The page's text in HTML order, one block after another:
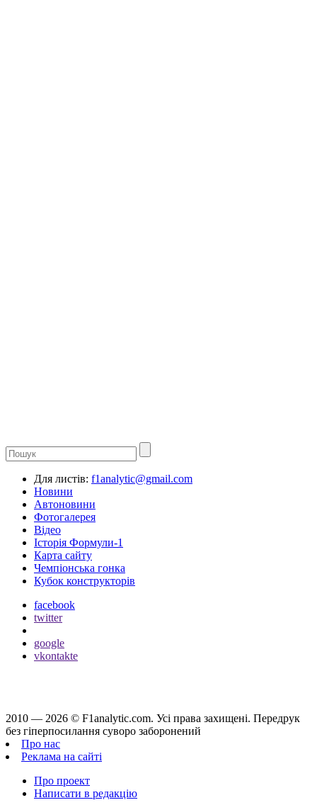
Для листів: f1analytic@gmail.com
Новини
Автоновини
Фотогалерея
Відео
Історія Формули-1
Карта сайту
Чемпіонська гонка
Кубок конструкторів
facebook
twitter
google
vkontakte
2010 — 2026 © F1analytic.com. Усi права захищенi. Передрук
без гіперпосилання суворо заборонений
Про нас
Реклама на сайті
Про проект
Написати в редакцію